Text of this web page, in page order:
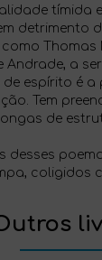
tímida
detrimento
Thomas
Andrade, a
de espírito é
Tem
de
desses
coligidos